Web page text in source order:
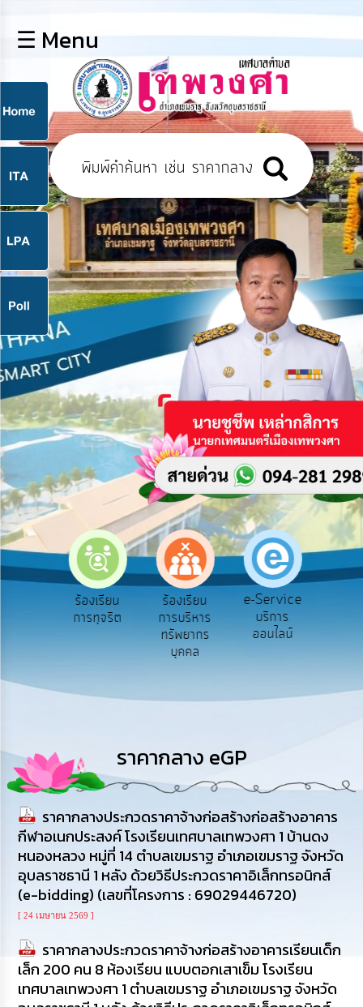
หลัก
ข้อมูล
พื้น
ฐาน
บุคลากร
แผน
ยุทธศาสตร์
ข่าวสาร
กิจการ
สภา
บริการ
ข้อมูล
การ
เปิด
ข้อมูล
สาธารณะ
OIT
e-
Service
รู้
งาน
การ
ให้
บริการ
แผนการ
ใช้
จ่าย
งบ
ประจำ
ปี
การ
☰ Menu
ร้องเรียน
การทุจริต
ร้องเรียน
การบริหาร
ทรัพยากร
บุคคล
e-Service
บริการ
ออนไลน์
ราคากลาง eGP
ราคากลางประกวดราคาจ้างก่อสร้างก่อสร้างอาคาร
กีฬาอเนกประสงค์ โรงเรียนเทศบาลเทพวงศา 1 บ้านดง
หนองหลวง หมู่ที่ 14 ตำบลเขมราฐ อำเภอเขมราฐ จังหวัด
อุบลราชธานี 1 หลัง ด้วยวิธีประกวดราคาอิเล็กทรอนิกส์
(e-bidding) (เลขที่โครงการ : 69029446720)
[ 24 เมษายน 2569 ]
ราคากลางประกวดราคาจ้างก่อสร้างอาคารเรียนเด็ก
เล็ก 200 คน 8 ห้องเรียน แบบตอกเสาเข็ม โรงเรียน
เทศบาลเทพวงศา 1 ตำบลเขมราฐ อำเภอเขมราฐ จังหวัด